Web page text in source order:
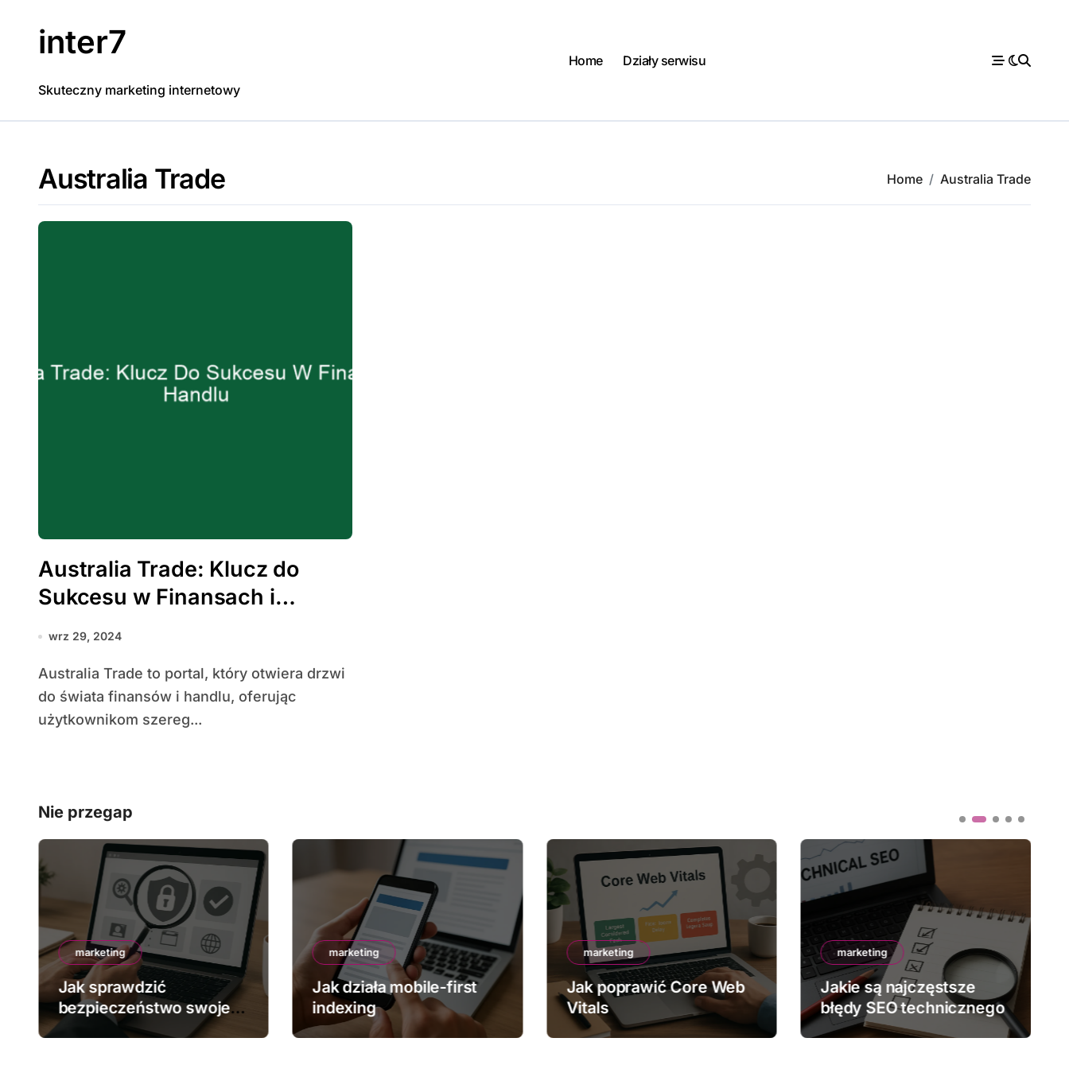
inter7
Skuteczny marketing internetowy
Home Działy serwisu
Australia Trade Home Australia Trade
Australia Trade: Klucz do
Sukcesu w Finansach i
Handlu
wrz 29, 2024
Australia Trade to portal, który otwiera drzwi
do świata finansów i handlu, oferując
użytkownikom szereg...
Nie przegap
marketing
Jak sprawdzić
bezpieczeństwo swojej
strony
marketing
Jak działa mobile-first
indexing
marketing
Jak poprawić Core Web
Vitals
marketing
Jakie są najczęstsze
błędy SEO technicznego